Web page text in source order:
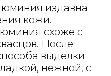
издавна
кожи.
схоже с
После
выделки
нежной, с